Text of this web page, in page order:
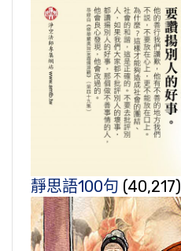
靜思語100句 (40,217)